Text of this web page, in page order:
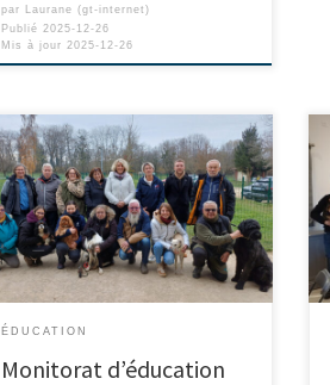
par Laurane (gt-internet)
Publié 2025-12-26
Mis à jour2025-12-26
ÉDUCATION
Monitorat d’éducation